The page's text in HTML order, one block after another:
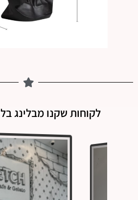
לקוחות שקנו מבלינג